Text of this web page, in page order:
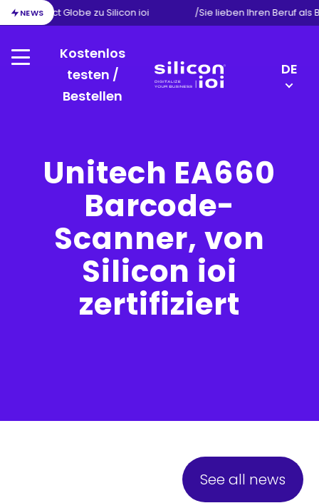
NEWS
von Exact Globe zu Silicon ioi /Sie lieben Ihren Beruf als
Menu
Kostenlos
testen /
Bestellen
DE
Unitech EA660
Barcode-
Scanner, von
Silicon ioi
zertifiziert
See all news